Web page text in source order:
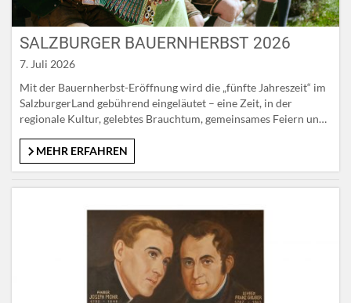
SALZBURGER BAUERNHERBST 2026
7. Juli 2026
Mit der Bauernherbst-Eröffnung wird die „fünfte Jahreszeit“ im
SalzburgerLand gebührend eingeläutet – eine Zeit, in der
regionale Kultur, gelebtes Brauchtum, gemeinsames Feiern und
der Festlichkeiten in Maria Alm ist ein großer Festumzug mit
geschmückten Wägen, Trachtenmusikkapellen, Vorreitern auf
MEHR ERFAHREN